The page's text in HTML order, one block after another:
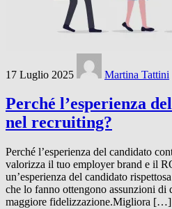
17 Luglio 2025 Martina Tattini
Perché l’esperienza
nel recruiting?
Perché l’esperienza del candidato
valorizza il tuo employer brand e il
un’esperienza del candidato
che lo fanno ottengono assunzioni di
maggiore fidelizzazione.Migliora […]